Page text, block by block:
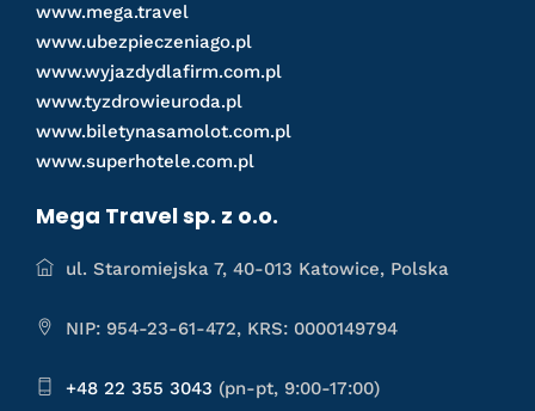
www.mega.travel
www.ubezpieczeniago.pl
www.wyjazdydlafirm.com.pl
www.tyzdrowieuroda.pl
www.biletynasamolot.com.pl
www.superhotele.com.pl
Mega Travel sp. z o.o.
ul. Staromiejska 7, 40-013 Katowice, Polska
NIP: 954-23-61-472, KRS: 0000149794
+48 22 355 3043 (pn-pt, 9:00-17:00)